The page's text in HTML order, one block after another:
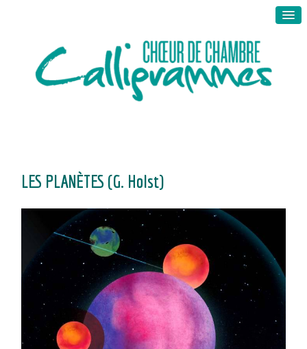
LES PLANÈTES (G. Holst)